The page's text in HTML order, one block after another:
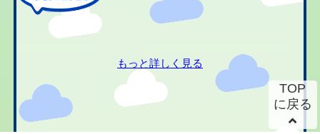
もっと詳しく見る
TOP
に戻る